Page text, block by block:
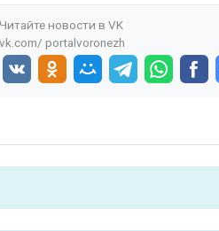
Читайте новости в VK
vk.com/ portalvoronezh